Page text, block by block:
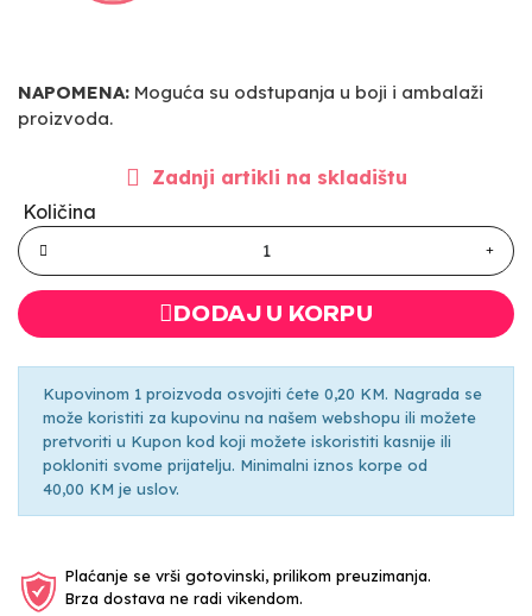
NAPOMENA: Moguća su odstupanja u boji i ambalaži
proizvoda.
Zadnji artikli na skladištu
Količina
DODAJ U KORPU
Kupovinom 1 proizvoda osvojiti ćete 0,20 KM. Nagrada se
može koristiti za kupovinu na našem webshopu ili možete
pretvoriti u Kupon kod koji možete iskoristiti kasnije ili
pokloniti svome prijatelju. Minimalni iznos korpe od
40,00 KM je uslov.
Plaćanje se vrši gotovinski, prilikom preuzimanja.
Brza dostava ne radi vikendom.